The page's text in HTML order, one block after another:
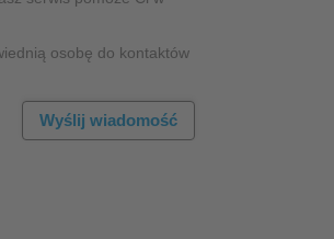
osobę do kontaktów
Wyślij wiadomość